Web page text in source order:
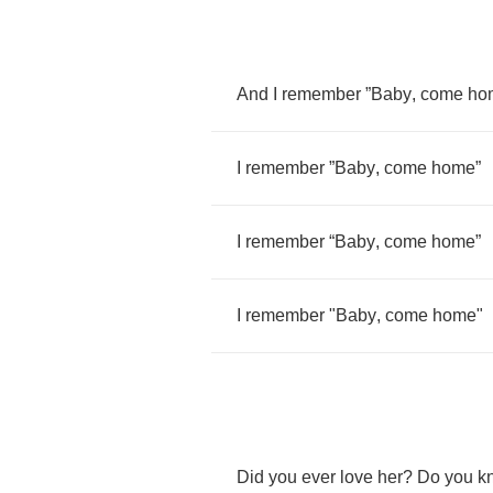
And remember ”Baby, come
remember ”Baby, come home”
remember “Baby, come home”
remember "Baby, come home"
Did you ever love her? Do you